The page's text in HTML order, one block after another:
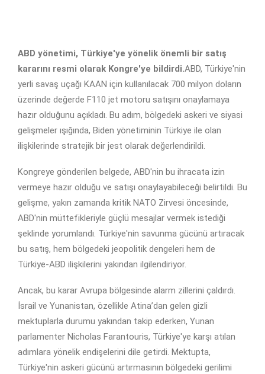
ABD yönetimi, Türkiye'ye yönelik önemli bir satış
kararını resmi olarak Kongre'ye bildirdi.ABD, Türkiye'nin
yerli savaş uçağı KAAN için kullanılacak 700 milyon doların
üzerinde değerde F110 jet motoru satışını onaylamaya
hazır olduğunu açıkladı. Bu adım, bölgedeki askeri ve siyasi
gelişmeler ışığında, Biden yönetiminin Türkiye ile olan
ilişkilerinde stratejik bir jest olarak değerlendirildi.
Kongreye gönderilen belgede, ABD'nin bu ihracata izin
vermeye hazır olduğu ve satışı onaylayabileceği belirtildi. Bu
gelişme, yakın zamanda kritik NATO Zirvesi öncesinde,
ABD'nin müttefikleriyle güçlü mesajlar vermek istediği
şeklinde yorumlandı. Türkiye'nin savunma gücünü artıracak
bu satış, hem bölgedeki jeopolitik dengeleri hem de
Türkiye-ABD ilişkilerini yakından ilgilendiriyor.
Ancak, bu karar Avrupa bölgesinde alarm zillerini çaldırdı.
İsrail ve Yunanistan, özellikle Atina’dan gelen gizli
mektuplarla durumu yakından takip ederken, Yunan
parlamenter Nicholas Farantouris, Türkiye'ye karşı atılan
adımlara yönelik endişelerini dile getirdi. Mektupta,
Türkiye'nin askeri gücünü artırmasının bölgedeki gerilimi